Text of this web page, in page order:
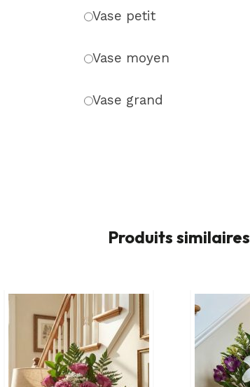
Vase petit
Vase moyen
Vase grand
Produits similaires